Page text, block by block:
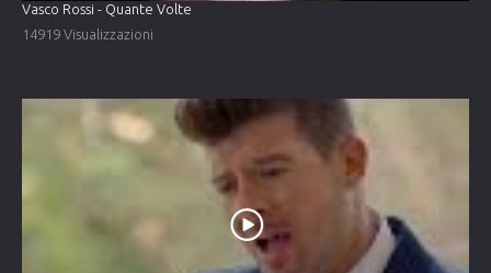
Vasco Rossi - Quante Volte
14919 Visualizzazioni